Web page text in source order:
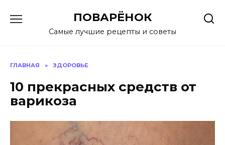
содержанию
ПОВАРЁНОК
Самые лучшие рецепты и советы
ГЛАВНАЯ » ЗДОРОВЬЕ
10 прекрасных средств от
варикоза